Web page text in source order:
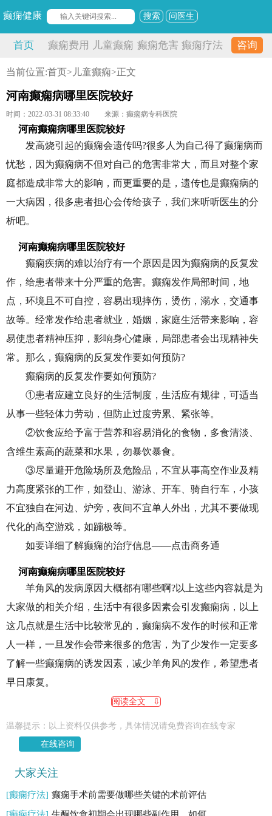
癫痫健康 搜索 问医生
首页 癫痫费用 儿童癫痫 癫痫危害 癫痫疗法 咨询
当前位置:首页> 儿童癫痫>正文
河南癫痫病哪里医院较好
时间：2022-03-31 08:33:40 来源：癫痫病专科医院
河南癫痫病哪里医院较好
发高烧引起的癫痫会遗传吗?很多人为自己得了癫痫病而
忧愁，因为癫痫病不但对自己的危害非常大，而且对整个家
庭都造成非常大的影响，而更重要的是，遗传也是癫痫病的
一大病因，很多患者担心会传给孩子，我们来听听医生的分
析吧。
河南癫痫病哪里医院较好
癫痫疾病的难以治疗有一个原因是因为癫痫病的反复发
作，给患者带来十分严重的危害。癫痫发作局部时间，地
点，环境且不可自控，容易出现摔伤，烫伤，溺水，交通事
故等。经常发作给患者就业，婚姻，家庭生活带来影响，容
易使患者精神压抑，影响身心健康，局部患者会出现精神失
常。那么，癫痫病的反复发作要如何预防?
癫痫病的反复发作要如何预防?
①患者应建立良好的生活制度，生活应有规律，可适当
从事一些轻体力劳动，但防止过度劳累、紧张等。
②饮食应给予富于营养和容易消化的食物，多食清淡、
含维生素高的蔬菜和水果，勿暴饮暴食。
③尽量避开危险场所及危险品，不宜从事高空作业及精
力高度紧张的工作，如登山、游泳、开车、骑自行车，小孩
不宜独自在河边、炉旁，夜间不宜单人外出，尤其不要做现
代化的高空游戏，如蹦极等。
如要详细了解癫痫的治疗信息——点击商务通
河南癫痫病哪里医院较好
羊角风的发病原因大概都有哪些啊?以上这些内容就是为
大家做的相关介绍，生活中有很多因素会引发癫痫病，以上
这几点就是生活中比较常见的，癫痫病不发作的时候和正常
人一样，一旦发作会带来很多的危害，为了少发作一定要多
了解一些癫痫病的诱发因素，减少羊角风的发作，希望患者
早日康复。
阅读全文 ⇩
温馨提示：以上资料仅供参考，具体情况请免费咨询在线专家
在线咨询
大家关注
[癫痫疗法] 癫痫手术前需要做哪些关键的术前评估